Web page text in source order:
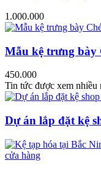
1.000.000
Mẫu kệ trưng bày
450.000
Tin tức được xem nhiều
Dự án lắp đặt kệ